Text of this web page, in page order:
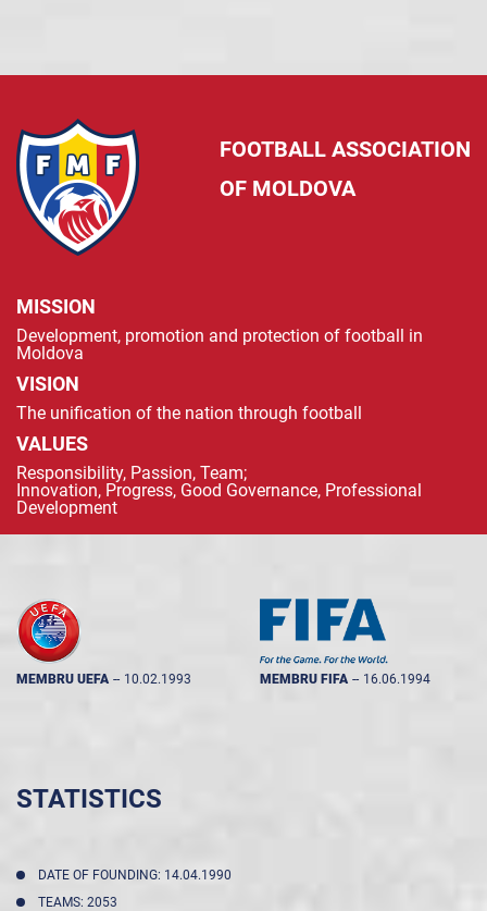
FOOTBALL ASSOCIATION
OF MOLDOVA
MISSION
Development, promotion and protection of football in
Moldova
VISION
The unification of the nation through football
VALUES
Responsibility, Passion, Team;
Innovation, Progress, Good Governance, Professional
Development
MEMBRU UEFA -- 10.02.1993 MEMBRU FIFA -- 16.06.1994
STATISTICS
DATE OF FOUNDING: 14.04.1990
TEAMS: 2053